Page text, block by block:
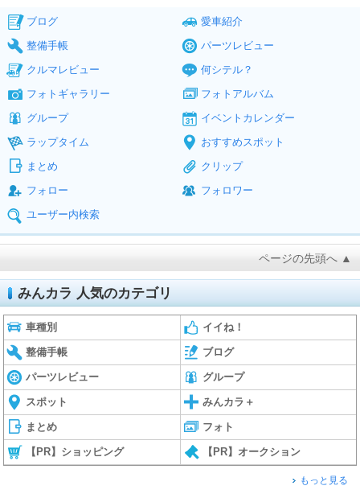
ブログ
愛車紹介
整備手帳
パーツレビュー
クルマレビュー
何シテル？
フォトギャラリー
フォトアルバム
グループ
イベントカレンダー
ラップタイム
おすすめスポット
まとめ
クリップ
フォロー
フォロワー
ユーザー内検索
ページの先頭へ ▲
みんカラ 人気のカテゴリ
車種別 イイね！
整備手帳 ブログ
パーツレビュー グループ
スポット みんカラ＋
まとめ フォト
【PR】ショッピング 【PR】オークション
もっと見る